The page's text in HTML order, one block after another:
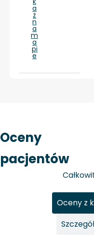
a
ż
n
a
m
a
pi
e
Oceny
pacjentów
Oceny z